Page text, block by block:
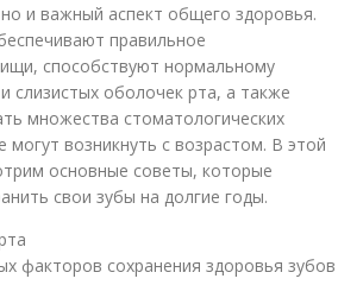
и важный аспект общего здоровья.
правильное
способствуют нормальному
слизистых оболочек рта, а также
множества стоматологических
возникнуть с возрастом. В этой
основные советы, которые
свои зубы на долгие годы.
факторов сохранения здоровья зубов